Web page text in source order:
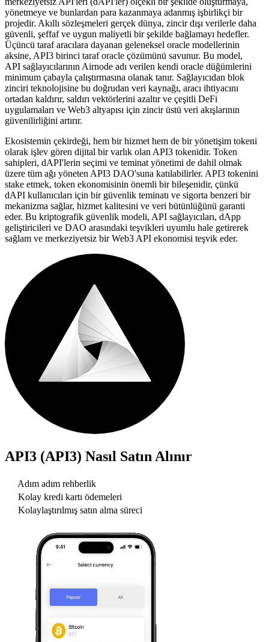
yönetmeye ve bunlardan para kazanmaya adanmış işbirlikçi bir
projedir. Akıllı sözleşmeleri gerçek dünya, zincir dışı verilerle daha
güvenli, şeffaf ve uygun maliyetli bir şekilde bağlamayı hedefler.
Üçüncü taraf aracılara dayanan geleneksel oracle modellerinin
aksine, API3 birinci taraf oracle çözümünü savunur. Bu model,
API sağlayıcılarının Airnode adı verilen kendi oracle düğümlerini
minimum çabayla çalıştırmasına olanak tanır. Sağlayıcıdan blok
zinciri teknolojisine bu doğrudan veri kaynağı, aracı ihtiyacını
ortadan kaldırır, saldırı vektörlerini azaltır ve çeşitli DeFi
uygulamaları ve Web3 altyapısı için zincir üstü veri akışlarının
güvenilirliğini artırır.
Ekosistemin çekirdeği, hem bir hizmet hem de bir yönetişim tokeni
olarak işlev gören dijital bir varlık olan API3 tokenidir. Token
sahipleri, dAPI'lerin seçimi ve teminat yönetimi de dahil olmak
üzere tüm ağı yöneten API3 DAO'suna katılabilirler. API3 tokenini
stake etmek, token ekonomisinin önemli bir bileşenidir, çünkü
dAPI kullanıcıları için bir güvenlik teminatı ve sigorta benzeri bir
mekanizma sağlar, hizmet kalitesini ve veri bütünlüğünü garanti
eder. Bu kriptografik güvenlik modeli, API sağlayıcıları, dApp
geliştiricileri ve DAO arasındaki teşvikleri uyumlu hale getirerek
sağlam ve merkeziyetsiz bir Web3 API ekonomisi teşvik eder.
API3 (API3) Nasıl Satın Alınır
Adım adım rehberlik
Kolay kredi kartı ödemeleri
Kolaylaştırılmış satın alma süreci